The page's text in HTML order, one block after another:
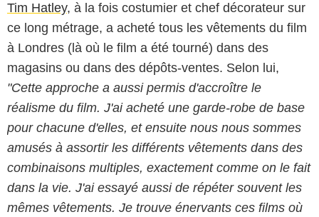
Tim Hatley, à la fois costumier et chef décorateur sur
ce long métrage, a acheté tous les vêtements du film
à Londres (là où le film a été tourné) dans des
magasins ou dans des dépôts-ventes. Selon lui,
"Cette approche a aussi permis d'accroître le
réalisme du film. J'ai acheté une garde-robe de base
pour chacune d'elles, et ensuite nous nous sommes
amusés à assortir les différents vêtements dans des
combinaisons multiples, exactement comme on le fait
dans la vie. J'ai essayé aussi de répéter souvent les
mêmes vêtements. Je trouve énervants ces films où